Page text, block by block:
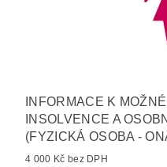
INFORMACE K
INSOLVENCE A
(FYZICKÁ OSOBA -
4 000 Kč bez DPH